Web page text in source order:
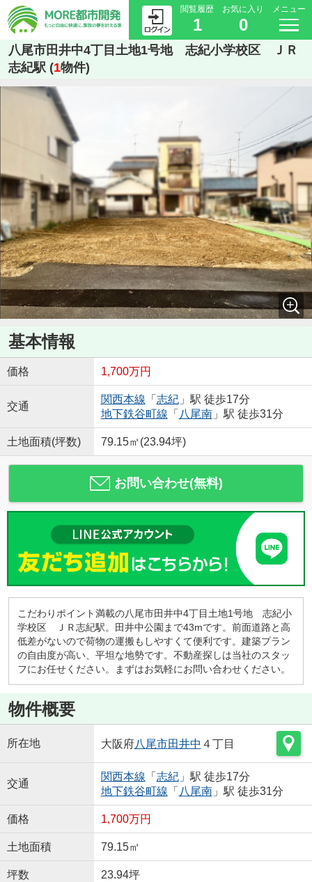
閲覧履歴
1
お気に入り
0
メニュー
八尾市田井中4丁目土地1号地 志紀小学校区 ＪＲ
志紀駅 (1物件)
基本情報
価格 1,700万円
交通
関西本線 「 志紀」駅 徒歩17分
地下鉄谷町線 「 八尾南」駅 徒歩31分
土地面積(坪数) 79.15㎡(23.94坪)
お問い合わせ(無料)
こだわりポイント満載の八尾市田井中4丁目土地1号地 志紀小
学校区 ＪＲ志紀駅。田井中公園まで43mです。前面道路と高
低差がないので荷物の運搬もしやすくて便利です。建築プラン
の自由度が高い、平坦な地勢です。不動産探しは当社のスタッ
フにお任せください。まずはお気軽にお問い合わせください。
物件概要
所在地 大阪府八尾市田井中 ４丁目
交通
関西本線 「 志紀」駅 徒歩17分
地下鉄谷町線 「 八尾南」駅 徒歩31分
価格 1,700万円
土地面積 79.15㎡
坪数 23.94坪